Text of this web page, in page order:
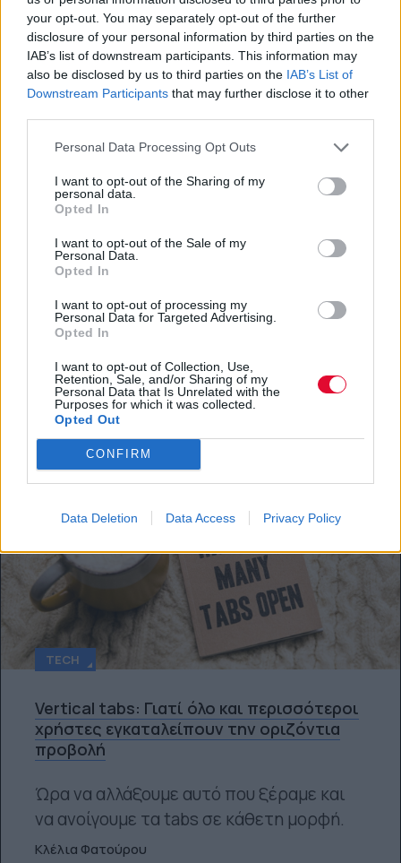
your opt-out. You may separately opt-out of the further
disclosure of your personal information by third parties on the
IAB’s list of downstream participants. This information may
also be disclosed by us to third parties on the IAB’s List of
Downstream Participants that may further disclose it to other
Personal Data Processing Opt Outs
I want to opt-out of the Sharing of my
personal data.
Opted In
I want to opt-out of the Sale of my
Personal Data.
Opted In
I want to opt-out of processing my
Personal Data for Targeted Advertising.
Opted In
I want to opt-out of Collection, Use,
Retention, Sale, and/or Sharing of my
Personal Data that Is Unrelated with the
Purposes for which it was collected.
Opted Out
CONFIRM
Data Deletion Data Access Privacy Policy
ΠΡΟΗΓΟΎΜΕΝΟ ΆΡΘΡΟ: Η «ΙΔΙΩΤΙΚΉ
ΠΡΟΗΓ ΕΠΌΜΕΝΟ
ΕΠΌΜΕΝΟ
0 SHARE
facebook messenger
twitter
whatsapp
Ακολούθησε το platform.gr στο Google News και μάθε
πρώτος όλα τα τελευταία trends
ΔΙΑΒΆΣΤΕ ΕΠΊΣΗΣ
TECH
Vertical tabs: Γιατί όλο και περισσότεροι
χρήστες εγκαταλείπουν την οριζόντια
προβολή
Ώρα να αλλάξουμε αυτό που ξέραμε και
να ανοίγουμε τα tabs σε κάθετη μορφή.
Κλέλια Φατούρου